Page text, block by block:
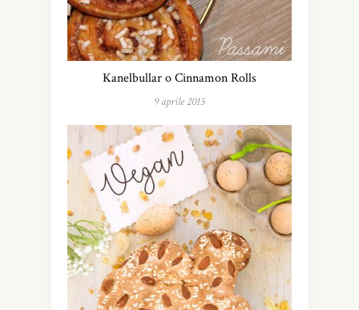
Kanelbullar o Cinnamon Rolls
9 aprile 2015